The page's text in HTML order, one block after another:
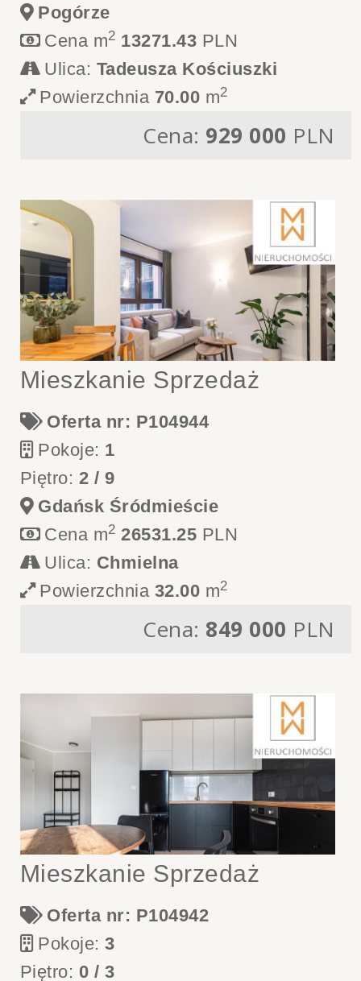
Pogórze
Cena m2 13271.43 PLN
Ulica: Tadeusza Kościuszki
Powierzchnia 70.00 m2
Cena: 929 000 PLN
Mieszkanie Sprzedaż
Oferta nr: P104944
Pokoje: 1
Piętro: 2 / 9
Gdańsk Śródmieście
Cena m2 26531.25 PLN
Ulica: Chmielna
Powierzchnia 32.00 m2
Cena: 849 000 PLN
Mieszkanie Sprzedaż
Oferta nr: P104942
Pokoje:3
Piętro: 0 / 3